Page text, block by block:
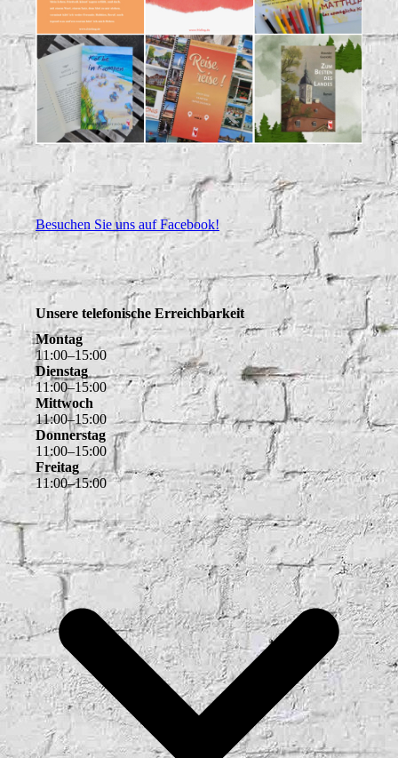
Besuchen Sie uns auf Facebook!
Unsere telefonische Erreichbarkeit
Montag
11 :00–15:00
Dienstag
11:00–15:00
Mittwoch
11:00–15:00
Donnerstag
11:00–15:00
Freitag
11:00–15:00